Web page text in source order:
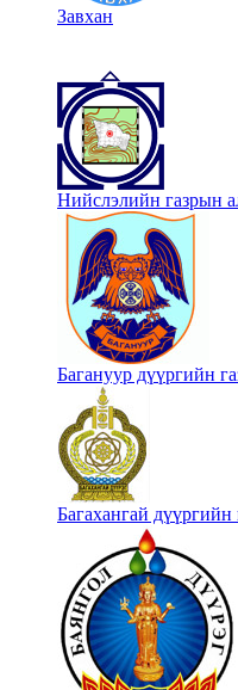
Завхан
Нийслэлийн газрын
Багануур дүүргийн
Багахангай дүүргийн